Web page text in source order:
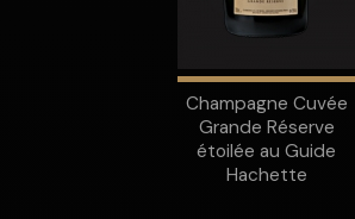
Champagne Cuvée
Grande Réserve
étoilée au Guide
Hachette